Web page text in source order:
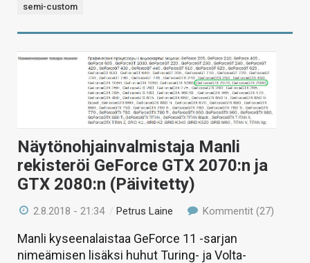
semi-custom
Näytönohjainvalmistaja Manli
rekisteröi GeForce GTX 2070:n ja
GTX 2080:n (Päivitetty)
2.8.2018 - 21:34 /Petrus Laine Kommentit (27)
Manli kyseenalaistaa GeForce 11 -sarjan
nimeämisen lisäksi huhut Turing- ja Volta-